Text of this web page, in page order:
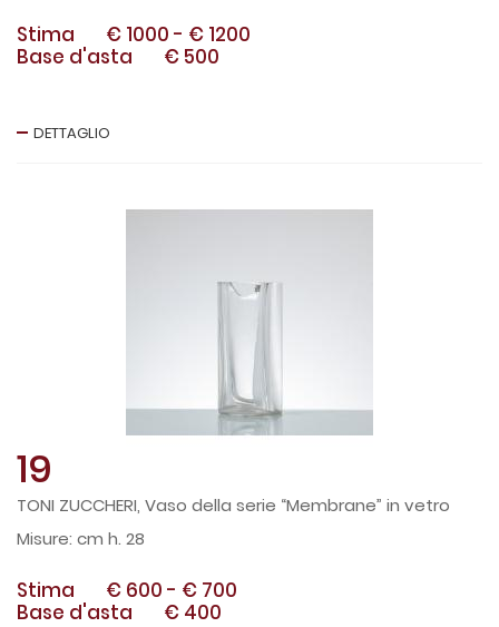
Stima € 1000 - € 1200
Base d'asta
€ 500
DETTAGLIO
19
TONI ZUCCHERI, Vaso della serie “Membrane” in vetro
cm h. 28
Stima € 600 - € 700
Base d'asta
€ 400